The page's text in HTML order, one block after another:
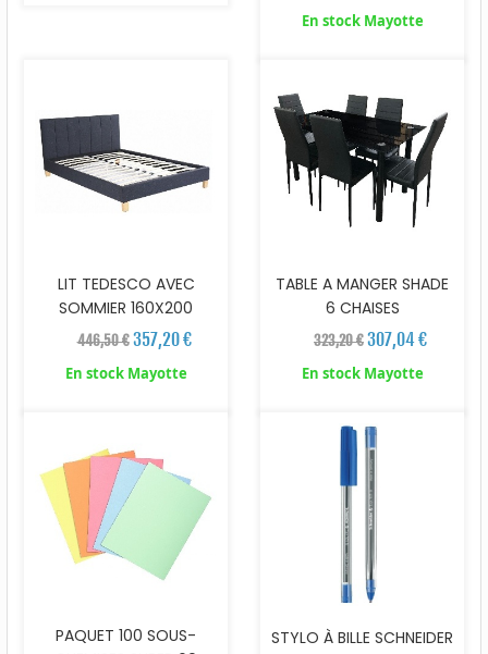
En stock Mayotte
LIT TEDESCO AVEC
SOMMIER 160X200
446,50 € 357,20 €
En stock Mayotte
TABLE A MANGER SHADE
6 CHAISES
323,20 €307,04 €
En stock Mayotte
PAQUET 100 SOUS-
STYLO À BILLE SCHNEIDER